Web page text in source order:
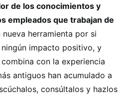
de los conocimientos y
empleados que trabajan de
nueva herramienta por si
impacto positivo, y
con la experiencia
antiguos han acumulado a
consúltalos y hazlos